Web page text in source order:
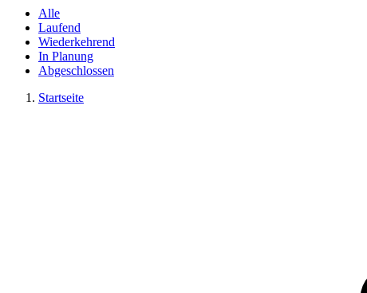
Alle
Laufend
Wiederkehrend
In Planung
Abgeschlossen
Startseite